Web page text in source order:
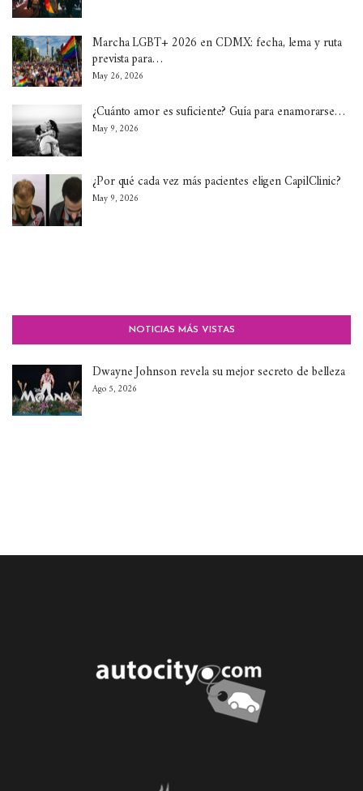
Marcha LGBT+ 2026 en CDMX: fecha, lema y ruta
prevista para…
May 26, 2026
¿Cuánto amor es suficiente? Guía para enamorarse…
May 9, 2026
¿Por qué cada vez más pacientes eligen CapilClinic?
May 9, 2026
NOTICIAS MÁS VISTAS
Dwayne Johnson revela su mejor secreto de belleza
Ago 5, 2026